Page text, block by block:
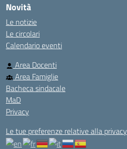
Novità
Le notizie
Le circolari
Calendario eventi
Area Docenti
Area Famiglie
Bacheca sindacale
MaD
Privacy
Le tue preferenze relative alla privacy